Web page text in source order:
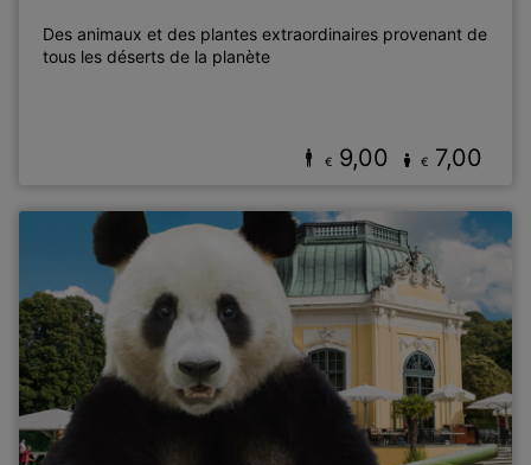
Des animaux et des plantes extraordinaires provenant de
tous les déserts de la planète
€ 9,00 € 7,00